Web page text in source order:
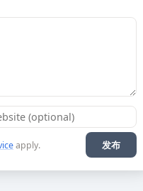
apply. 发布